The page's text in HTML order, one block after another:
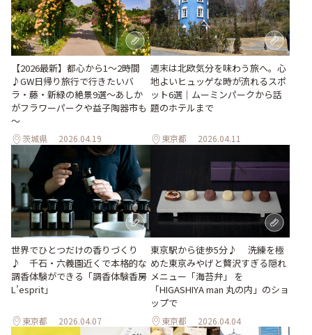
【2026最新】都心から1～2時間
♪GW日帰り旅行で行きたいバ
ラ・藤・新緑の絶景9選～あしか
がフラワーパークや益子陶器市も
～
茨城県 2026.04.19
週末は北欧気分を味わう旅へ。心
地よいヒュッゲな時が流れるスポ
ット6選｜ムーミンパークから話
題のホテルまで
東京都 2026.04.11
世界でひとつだけの香りづくり
♪ 千石・六義園近くで本格的な
調香体験ができる「調香体験香房
L’esprit」
東京都 2026.04.07
東京駅から徒歩5分♪ 洗練を極
めた東京みやげと贅沢すぎる隠れ
メニュー「海苔弁」 を
「HIGASHIYA man 丸の内」のショ
ップで
東京都 2026.04.04